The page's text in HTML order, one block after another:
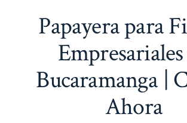
Papayera para
Bucaramanga |
Ahora